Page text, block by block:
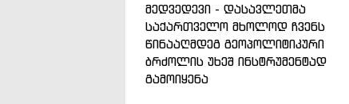
მედვედევი - დასავლეთმა
საქართველო მხოლოდ ჩვენს
წინააღმდეგ გეოპოლიტიკური
ბრძოლის უხეშ ინსტრუმენტად
გამოიყენა